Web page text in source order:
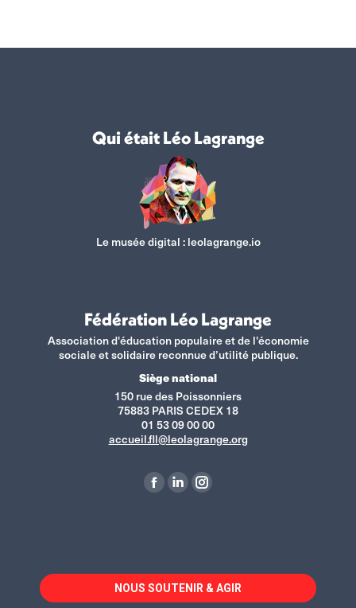
Qui était Léo Lagrange
Le musée digital :leolagrange.io
Fédération Léo Lagrange
Association d'éducation populaire et de l'économie
sociale et solidaire reconnue d’utilité publique.
Siège national
150 rue des Poissonniers
75883 PARIS CEDEX 18
01 53 09 00 00
accueil.fll@leolagrange.org
La
dans
une
La
dans
une
La
dans
une
NOUS SOUTENIR & AGIR